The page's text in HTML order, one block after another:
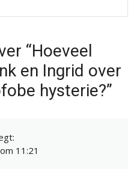
“Hoeveel
en Ingrid over
hysterie?”
11:21